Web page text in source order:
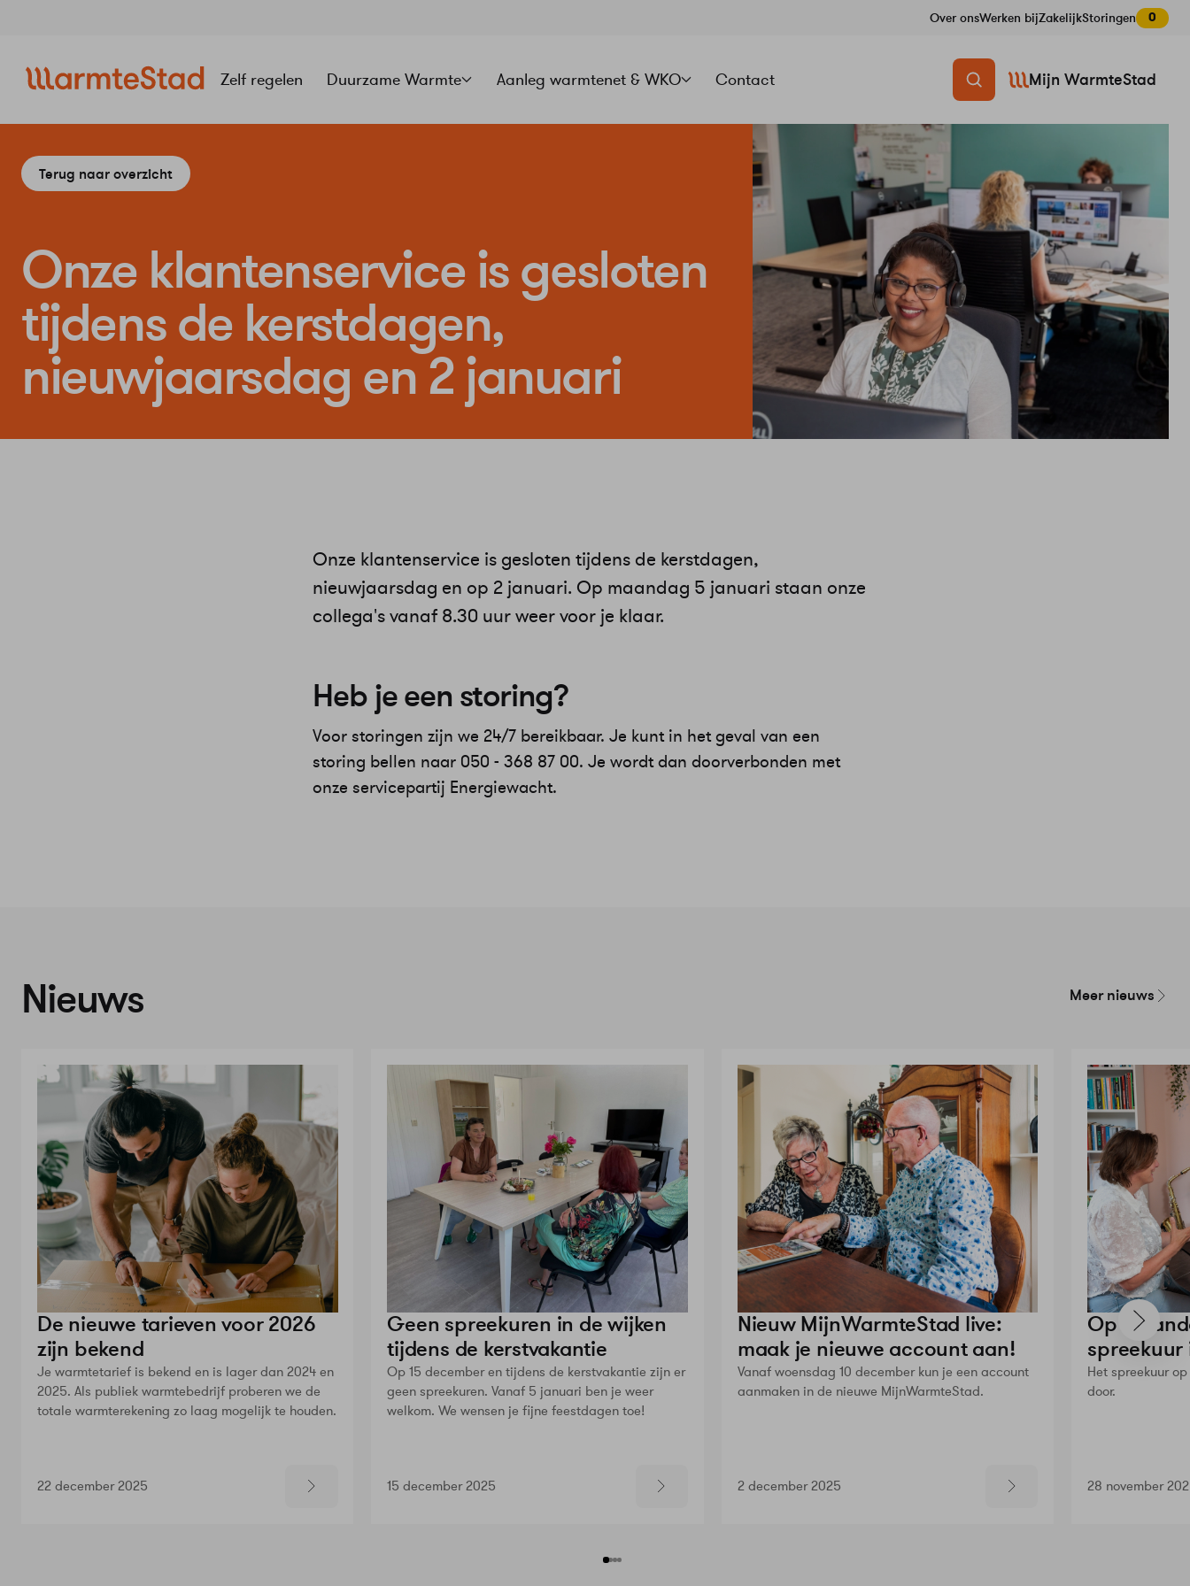
Over onsWerken bijZakelijkStoringen 0
Zelf regelen Duurzame Warmte Aanleg warmtenet & WKO Contact Mijn WarmteStad
Terug naar overzicht
Onze klantenservice is gesloten
tijdens de kerstdagen,
nieuwjaarsdag en 2 januari
Onze klantenservice is gesloten tijdens de kerstdagen,
nieuwjaarsdag en op 2 januari. Op maandag 5 januari staan onze
collega's vanaf 8.30 uur weer voor je klaar.
Heb je een storing?
Voor storingen zijn we 24/7 bereikbaar. Je kunt in het geval van een
storing bellen naar 050 - 368 87 00. Je wordt dan doorverbonden met
onze servicepartij Energiewacht.
Nieuws Meer nieuws
De nieuwe tarieven voor 2026
zijn bekend
Je warmtetarief is bekend en is lager dan 2024 en
2025. Als publiek warmtebedrijf proberen we de
totale warmterekening zo laag mogelijk te houden.
22 december 2025
Geen spreekuren in de wijken
tijdens de kerstvakantie
Op 15 december en tijdens de kerstvakantie zijn er
geen spreekuren. Vanaf 5 januari ben je weer
welkom. We wensen je fijne feestdagen toe!
15 december 2025
Nieuw MijnWarmteStad live:
maak je nieuwe account aan!
Vanaf woensdag 10 december kun je een account
aanmaken in de nieuwe MijnWarmteStad.
2 december 2025
Op
spreekuur
Het spreekuur
door.
28 november